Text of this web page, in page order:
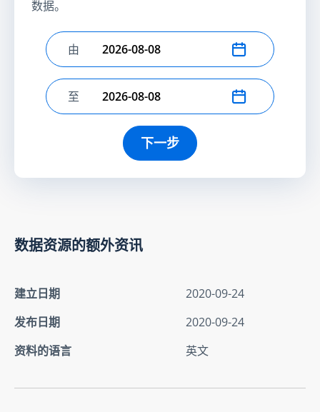
数据。
选择开始日期
由
选择结束日期
至
下一步
数据资源的额外资讯
建立日期
2020-09-24
发布日期
2020-09-24
资料的语言
英文